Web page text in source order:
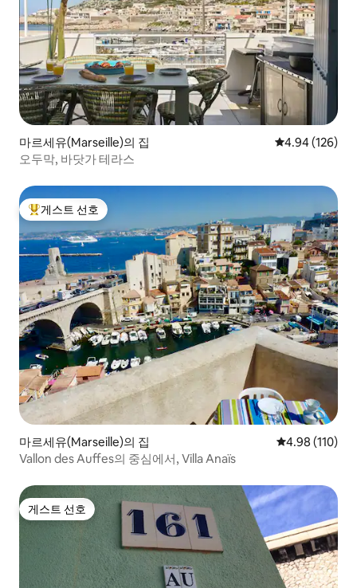
마르세유(Marseille)의 집 평점 4.94점(5
4.94 (126)
오두막, 바닷가 테라스
상위 게스트 선호
게스트 선호
마르세유(Marseille)의 집 평점 4.98점(5
4.98 (110)
Vallon des Auffes의 중심에서, Villa Anaïs
게스트 선호
게스트 선호